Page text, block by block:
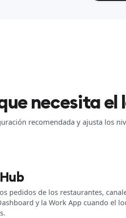
necesita el
recomendada y ajusta los
pedidos de los restaurantes,
y la Work App cuando el